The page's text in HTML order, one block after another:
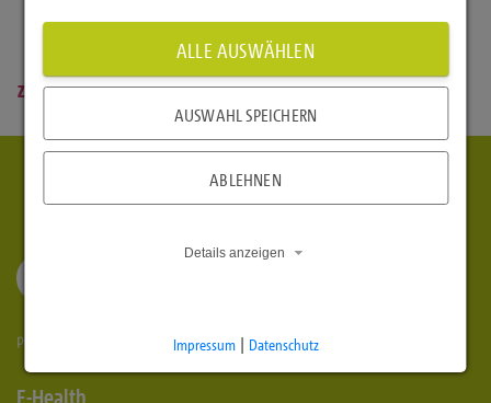
ZUR BLOG STARTSEITE
E-Health
ALLE AUSWÄHLEN
AUSWAHL SPEICHERN
ABLEHNEN
Details anzeigen
Impressum| Datenschutz